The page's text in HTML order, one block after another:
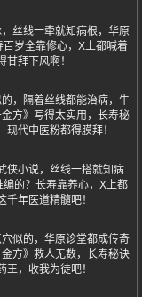
丝线一牵就知病根，华原
岁全靠修心，X上都喊着
拜下风啊！
，隔着丝线都能治病，牛
方》写得太实用，长寿秘
代中医粉都得膜拜！
侠小说，丝线一搭就知病
的？长寿靠养心，X上都
年医道精髓吧！
似的，华原诊堂都成传奇
方》救人无数，长寿秘诀
，收我为徒吧！